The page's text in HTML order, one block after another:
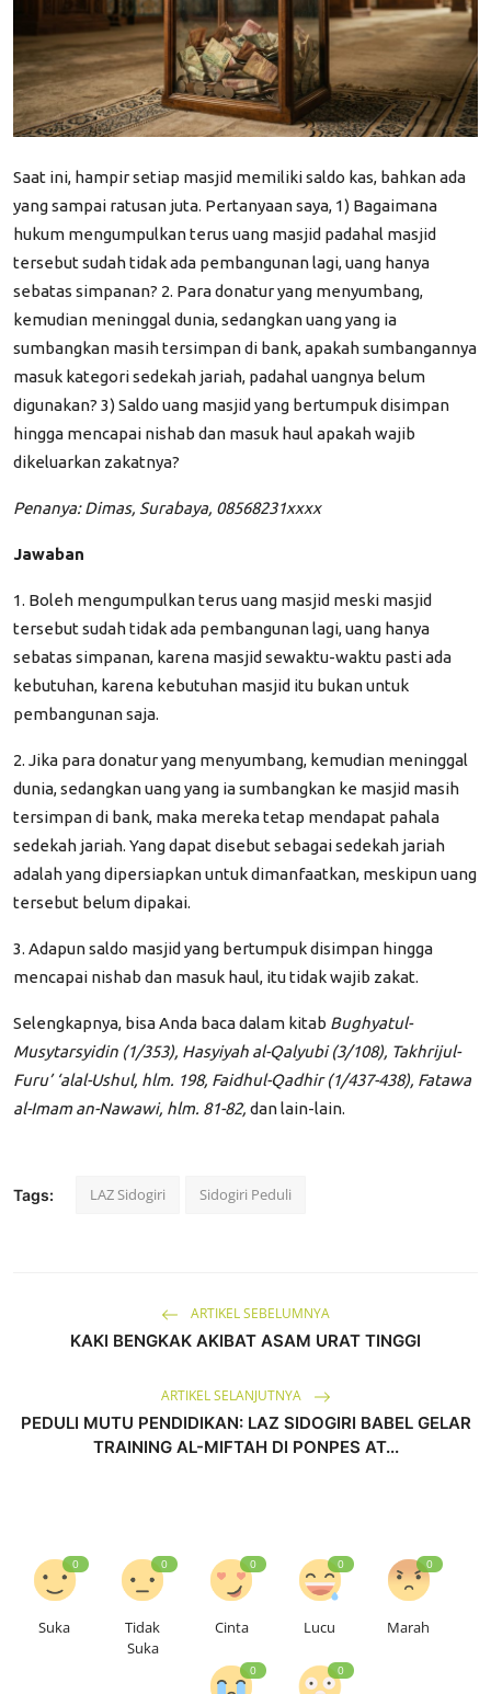
Saat ini, hampir setiap masjid memiliki saldo kas, bahkan ada
yang sampai ratusan juta. Pertanyaan saya, 1) Bagaimana
hukum mengumpulkan terus uang masjid padahal masjid
tersebut sudah tidak ada pembangunan lagi, uang hanya
sebatas simpanan? 2. Para donatur yang menyumbang,
kemudian meninggal dunia, sedangkan uang yang ia
sumbangkan masih tersimpan di bank, apakah sumbangannya
masuk kategori sedekah jariah, padahal uangnya belum
digunakan? 3) Saldo uang masjid yang bertumpuk disimpan
hingga mencapai nishab dan masuk haul apakah wajib
dikeluarkan zakatnya?
Penanya: Dimas, Surabaya, 08568231xxxx
Jawaban
1. Boleh mengumpulkan terus uang masjid meski masjid
tersebut sudah tidak ada pembangunan lagi, uang hanya
sebatas simpanan, karena masjid sewaktu-waktu pasti ada
kebutuhan, karena kebutuhan masjid itu bukan untuk
pembangunan saja.
2. Jika para donatur yang menyumbang, kemudian meninggal
dunia, sedangkan uang yang ia sumbangkan ke masjid masih
tersimpan di bank, maka mereka tetap mendapat pahala
sedekah jariah. Yang dapat disebut sebagai sedekah jariah
adalah yang dipersiapkan untuk dimanfaatkan, meskipun uang
tersebut belum dipakai.
3. Adapun saldo masjid yang bertumpuk disimpan hingga
mencapai nishab dan masuk haul, itu tidak wajib zakat.
Selengkapnya, bisa Anda baca dalam kitab Bughyatul-
Musytarsyidin (1/353), Hasyiyah al-Qalyubi (3/108), Takhrijul-
Furu’ ‘alal-Ushul, hlm. 198, Faidhul-Qadhir (1/437-438), Fatawa
al-Imam an-Nawawi, hlm. 81-82, dan lain-lain.
Tags: LAZ Sidogiri Sidogiri Peduli
ARTIKEL SEBELUMNYA
KAKI BENGKAK AKIBAT ASAM URAT TINGGI
ARTIKEL SELANJUTNYA
PEDULI MUTU PENDIDIKAN: LAZ SIDOGIRI BABEL GELAR
TRAINING AL-MIFTAH DI PONPES AT...
0
Suka
0
Tidak
Suka
0
Cinta
0
Lucu
0
Marah
0 0